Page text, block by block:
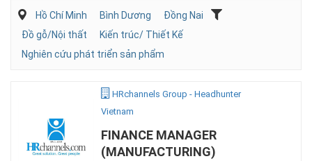
Hồ Chí Minh Bình Dương
Đồng Nai
Đồ gỗ/Nội thất
Kiến trúc/ Thiết Kế
Nghiên cứu phát triển sản phẩm
HRchannels Group - Headhunter
Vietnam
FINANCE MANAGER
(MANUFACTURING)